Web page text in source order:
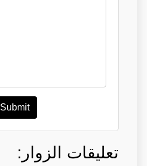
Submit
تعليقات الزوار: